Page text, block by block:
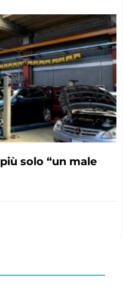
solo “un male